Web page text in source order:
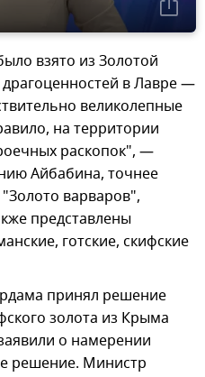
взято из Золотой
в Лавре —
великолепные
на территории
раскопок", —
Айбабина, точнее
варваров",
представлены
готские, скифские
принял решение
золота из Крыма
о намерении
решение. Министр